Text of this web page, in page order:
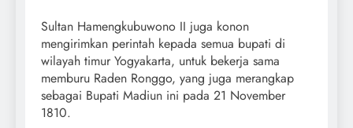
Sultan Hamengkubuwono II juga konon
mengirimkan perintah kepada semua bupati di
wilayah timur Yogyakarta, untuk bekerja sama
memburu Raden Ronggo, yang juga merangkap
sebagai Bupati Madiun ini pada 21 November
1810.